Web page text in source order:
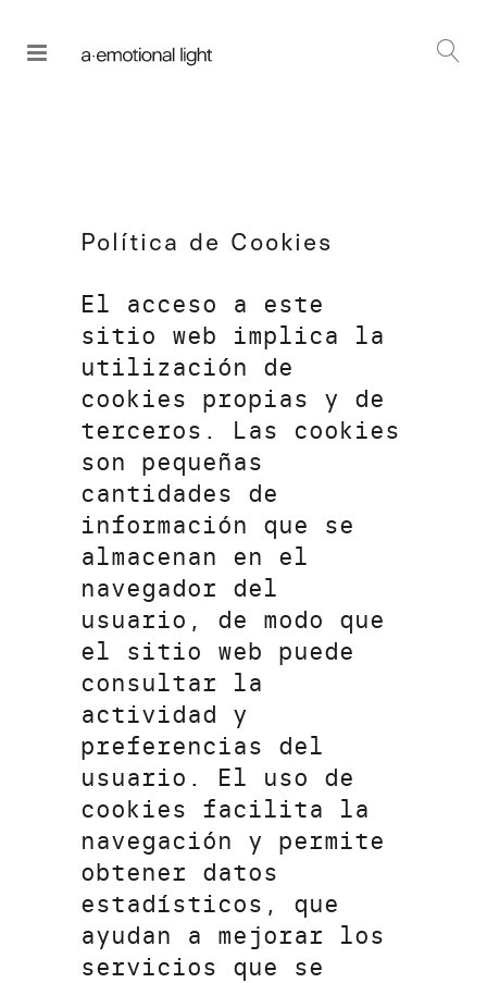
Política de Cookies
El acceso a este
sitio web implica la
utilización de
cookies propias y de
terceros. Las cookies
son pequeñas
cantidades de
información que se
almacenan en el
navegador del
usuario, de modo que
el sitio web puede
consultar la
actividad y
preferencias del
usuario. El uso de
cookies facilita la
navegación y permite
obtener datos
estadísticos, que
ayudan a mejorar los
servicios que se